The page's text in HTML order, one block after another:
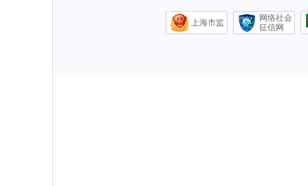
上海市监
网络社会
征信网